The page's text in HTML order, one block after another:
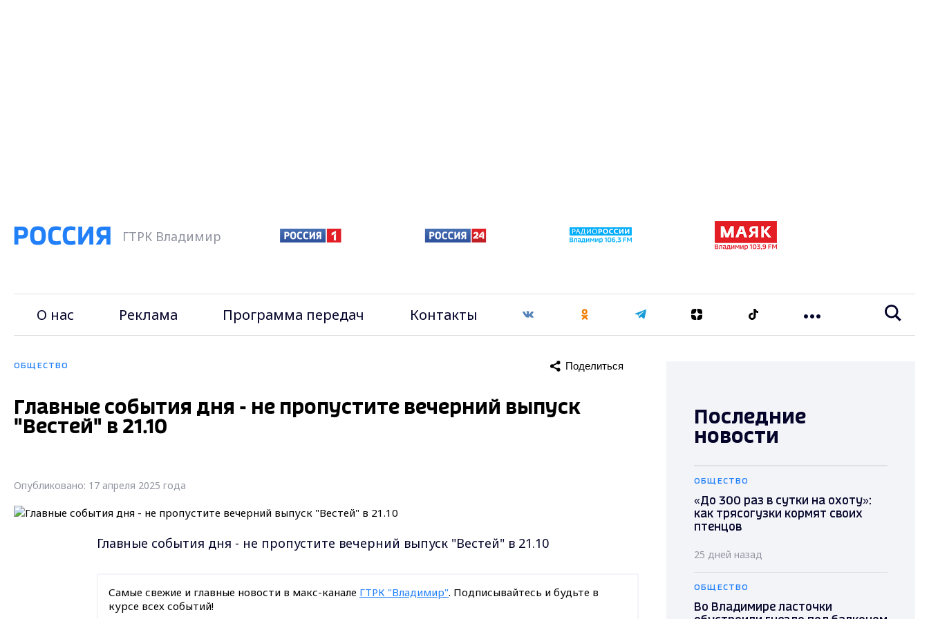
ГТРК Владимир
О нас Реклама Программа передач Контакты
ОБЩЕСТВО Поделиться
Главные события дня - не пропустите вечерний выпуск
"Вестей" в 21.10
Опубликовано: 17 апреля 2025 года
Главные события дня - не пропустите вечерний выпуск "Вестей" в 21.10
Самые свежие и главные новости в макс-канале ГТРК "Владимир". Подписывайтесь и будьте в
курсе всех событий!
Последние
новости
ОБЩЕСТВО
«До 300 раз в сутки на охоту»:
как трясогузки кормят своих
птенцов
25 дней назад
ОБЩЕСТВО
Во Владимире ласточки